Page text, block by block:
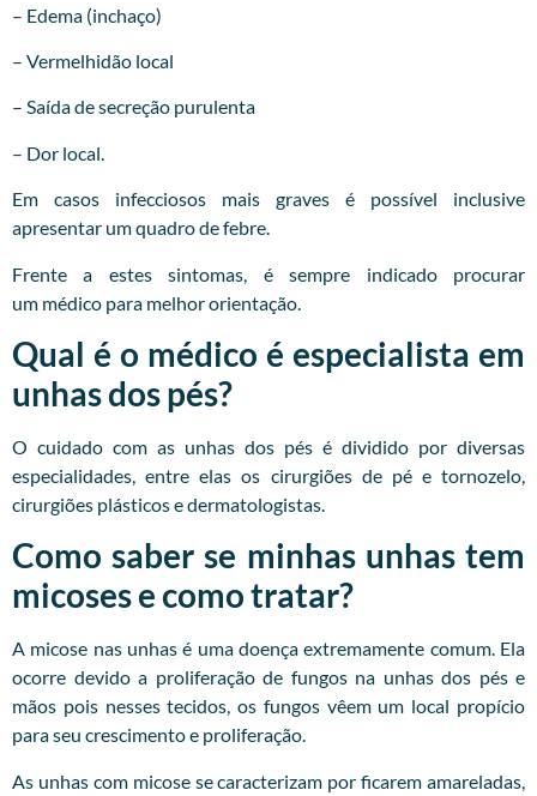
– Edema (inchaço)
– Vermelhidão local
– Saída de secreção purulenta
– Dor local.
Em casos infecciosos mais graves é possível inclusive
apresentar um quadro de febre.
Frente a estes sintomas, é sempre indicado procurar
um médico para melhor orientação.
Qual é o médico é especialista em
unhas dos pés?
O cuidado com as unhas dos pés é dividido por diversas
especialidades, entre elas os cirurgiões de pé e tornozelo,
cirurgiões plásticos e dermatologistas.
Como saber se minhas unhas tem
micoses e como tratar?
A micose nas unhas é uma doença extremamente comum. Ela
ocorre devido a proliferação de fungos na unhas dos pés e
mãos pois nesses tecidos, os fungos vêem um local propício
para seu crescimento e proliferação.
As unhas com micose se caracterizam por ficarem amareladas,